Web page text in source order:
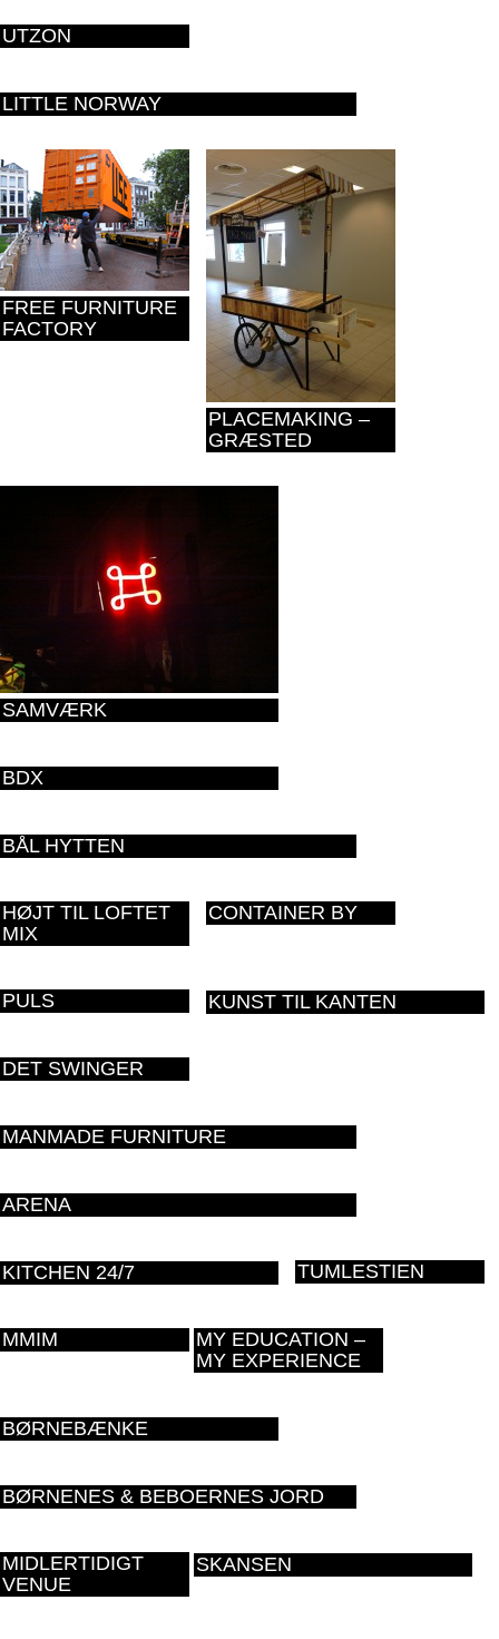
UTZON
LITTLE NORWAY
FREE FURNITURE
FACTORY
PLACEMAKING –
GRÆSTED
SAMVÆRK
BDX
BÅL HYTTEN
HØJT TIL LOFTET
MIX
CONTAINER BY
PULS KUNST TIL KANTEN
DET SWINGER
MANMADE FURNITURE
ARENA
KITCHEN 24/7 TUMLESTIEN
MMIM
MY EDUCATION –
MY EXPERIENCE
BØRNEBÆNKE
BØRNENES & BEBOERNES JORD
MIDLERTIDIGT
VENUE
SKANSEN